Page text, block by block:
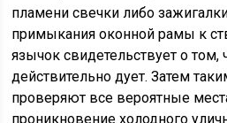
пламени свечки либо
примыкания оконной рамы к
язычок свидетельствует о том,
действительно дует. Затем
проверяют все вероятные
проникновение холодного